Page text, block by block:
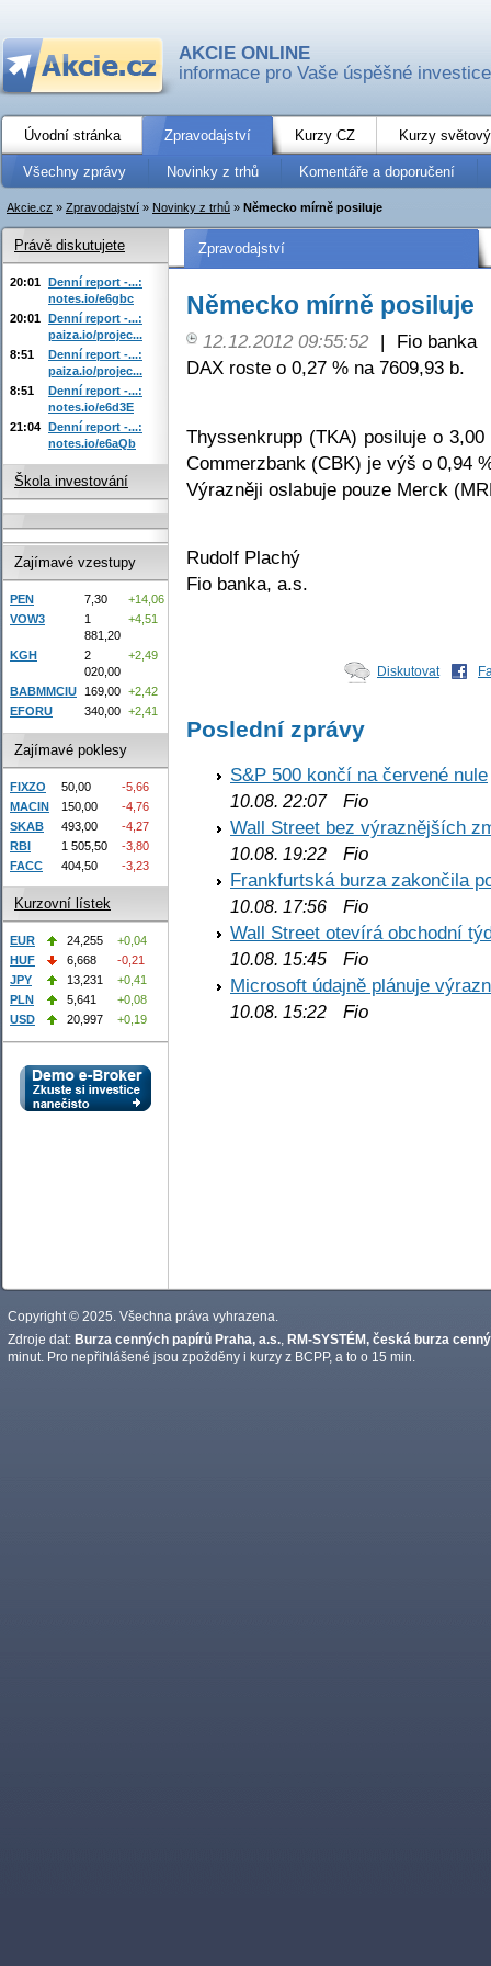
AKCIE ONLINE
informace pro Vaše úspěšné investice
Úvodní stránka Zpravodajství Kurzy CZ Kurzy
Všechny zprávy Novinky z trhů Komentáře a doporučení
Akcie.cz » Zpravodajství » Novinky z trhů » Německo mírně posiluje
Zpravodajství
Německo mírně posiluje
12.12.2012 09:55:52 |
Fio banka
DAX roste o 0,27 % na 7609,93 b.
Thyssenkrupp (TKA) posiluje o
Commerzbank (CBK) je výš o 0,94
Výrazněji oslabuje pouze Merck
Rudolf Plachý
Fio banka, a.s.
Diskutovat
Poslední zprávy
S&P 500 končí na červené nule
10.08. 22:07Fio
Wall Street bez výraznějších
10.08. 19:22 Fio
Frankfurtská burza zakončila
10.08. 17:56 Fio
Wall Street otevírá obchodní
10.08. 15:45 Fio
Microsoft údajně plánuje
10.08. 15:22 Fio
Právě diskutujete
20:01 Denní report -...:
notes.io/e6gbc
20:01 Denní report -...:
paiza.io/projec...
8:51
Denní report -...:
paiza.io/projec...
8:51
Denní report -...:
notes.io/e6d3E
21:04 Denní report -...:
notes.io/e6aQb
Škola investování
Zajímavé vzestupy
PEN 7,30
+14,06
VOW3
1
881,20
+4,51
KGH
2
020,00
+2,49
BABMMCIU 169,00 +2,42
EFORU
340,00 +2,41
Zajímavé poklesy
FIXZO 50,00
-5,66
MACIN
150,00
-4,76
SKAB
493,00
-4,27
RBI
1 505,50
-3,80
FACC
404,50 -3,23
Kurzovní lístek
EUR 24,255
+0,04
HUF
6,668
-0,21
JPY
13,231
+0,41
PLN
5,641
+0,08
USD
20,997 +0,19
Copyright © 2025. Všechna práva vyhrazena.
Zdroje dat: Burza cenných papírů Praha, a.s. RM-SYSTÉM, česká burza
minut. Pro nepřihlášené jsou zpožděny i kurzy z BCPP, a to o 15 min.